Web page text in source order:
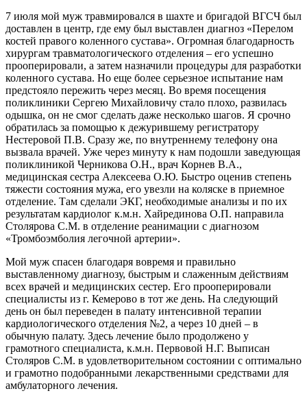
7 июля мой муж травмировался в шахте и бригадой ВГСЧ был
доставлен в центр, где ему был выставлен диагноз «Перелом
костей правого коленного сустава». Огромная благодарность
хирургам травматологического отделения – его успешно
прооперировали, а затем назначили процедуры для разработки
коленного сустава. Но еще более серьезное испытание нам
предстояло пережить через месяц. Во время посещения
поликлиники Сергею Михайловичу стало плохо, развилась
одышка, он не смог сделать даже несколько шагов. Я срочно
обратилась за помощью к дежурившему регистратору
Нестеровой П.В. Сразу же, по внутреннему телефону она
вызвала врачей. Уже через минуту к нам подошли заведующая
поликлиникой Черникова О.Н., врач Корнев В.А.,
медицинская сестра Алексеева О.Ю. Быстро оценив степень
тяжести состояния мужа, его увезли на коляске в приемное
отделение. Там сделали ЭКГ, необходимые анализы и по их
результатам кардиолог к.м.н. Хайрединова О.П. направила
Столярова С.М. в отделение реанимации с диагнозом
«Тромбоэмболия легочной артерии».
Мой муж спасен благодаря вовремя и правильно
выставленному диагнозу, быстрым и слаженным действиям
всех врачей и медицинских сестер. Его прооперировали
специалисты из г. Кемерово в тот же день. На следующий
день он был переведен в палату интенсивной терапии
кардиологического отделения №2, а через 10 дней – в
обычную палату. Здесь лечение было продолжено у
грамотного специалиста, к.м.н. Первовой Н.Г. Выписан
Столяров С.М. в удовлетворительном состоянии с оптимально
и грамотно подобранными лекарственными средствами для
амбулаторного лечения.